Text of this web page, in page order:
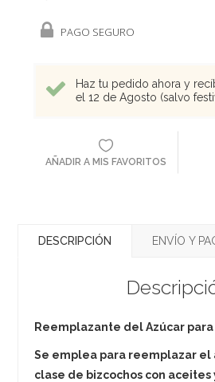
PAGO SEGURO
Haz tu pedido ahora y
el 12 de Agosto (salvo
AÑADIR A MIS FAVORITOS
DESCRIPCIÓN ENVÍO Y
Reemplazante del Azúcar para
Se emplea para reemplazar el
clase de bizcochos con aceites